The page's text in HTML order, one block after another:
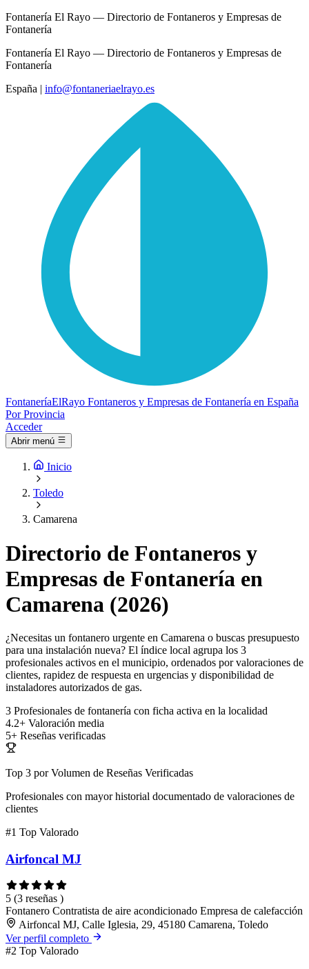
Fontanería El Rayo — Directorio de Fontaneros y Empresas de
Fontanería
Fontanería El Rayo — Directorio de Fontaneros y Empresas de
Fontanería
España | info@fontaneriaelrayo.es
FontaneríaElRayo Fontaneros y Empresas de Fontanería en España
Por Provincia
Acceder
Abrir menú
Inicio
Toledo
Camarena
Directorio de Fontaneros y
Empresas de Fontanería en
Camarena (2026)
¿Necesitas un fontanero urgente en Camarena o buscas presupuesto
para una instalación nueva? El índice local agrupa los 3
profesionales activos en el municipio, ordenados por valoraciones de
clientes, rapidez de respuesta en urgencias y disponibilidad de
instaladores autorizados de gas.
3 Profesionales de fontanería con ficha activa en la localidad
4.2+ Valoración media
5+ Reseñas verificadas
Top 3 por Volumen de Reseñas Verificadas
Profesionales con mayor historial documentado de valoraciones de
clientes
#1 Top Valorado
Airfoncal MJ
5 (3 reseñas )
Fontanero Contratista de aire acondicionado Empresa de calefacción
Airfoncal MJ, Calle Iglesia, 29, 45180 Camarena, Toledo
Ver perfil completo
#2 Top Valorado